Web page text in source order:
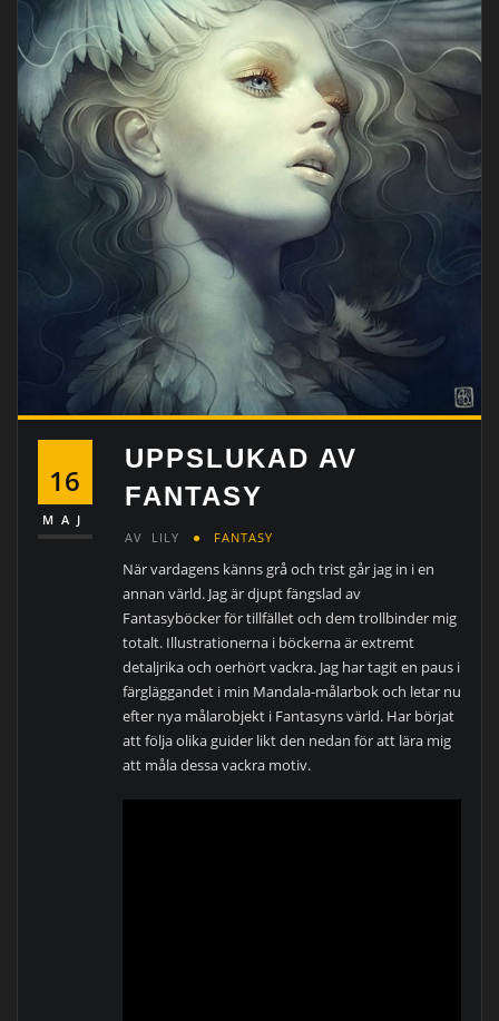
16
MAJ
UPPSLUKAD AV
FANTASY
AV LILY FANTASY
När vardagens känns grå och trist går jag in i en
annan värld. Jag är djupt fängslad av
Fantasyböcker för tillfället och dem trollbinder mig
totalt. Illustrationerna i böckerna är extremt
detaljrika och oerhört vackra. Jag har tagit en paus i
färgläggandet i min Mandala-målarbok och letar nu
efter nya målarobjekt i Fantasyns värld. Har börjat
att följa olika guider likt den nedan för att lära mig
att måla dessa vackra motiv.